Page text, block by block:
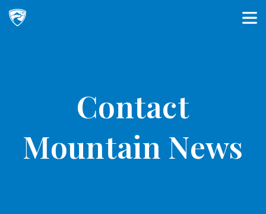
Main Navigation
Contact
Mountain News